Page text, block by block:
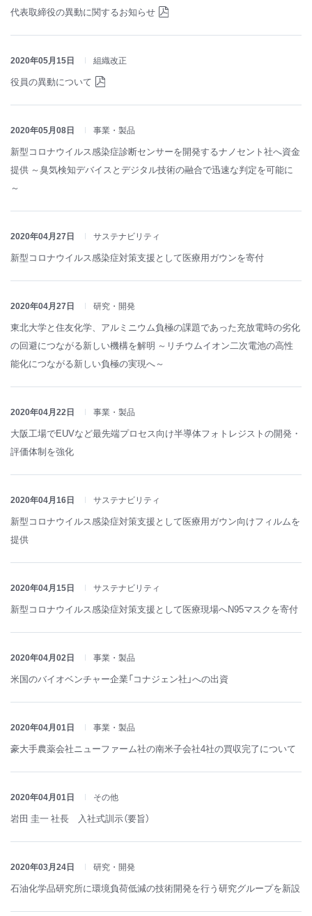
代表取締役の異動に関するお知らせ
2020年05月15日 組織改正
役員の異動について
2020年05月08日 事業・製品
新型コロナウイルス感染症診断センサーを開発するナノセント社へ資金
提供 ～臭気検知デバイスとデジタル技術の融合で迅速な判定を可能に
～
2020年04月27日 サステナビリティ
新型コロナウイルス感染症対策支援として医療用ガウンを寄付
2020年04月27日 研究・開発
東北大学と住友化学、アルミニウム負極の課題であった充放電時の劣化
の回避につながる新しい機構を解明 ～リチウムイオン二次電池の高性
能化につながる新しい負極の実現へ～
2020年04月22日 事業・製品
大阪工場でEUVなど最先端プロセス向け半導体フォトレジストの開発・
評価体制を強化
2020年04月16日 サステナビリティ
新型コロナウイルス感染症対策支援として医療用ガウン向けフィルムを
提供
2020年04月15日 サステナビリティ
新型コロナウイルス感染症対策支援として医療現場へN95マスクを寄付
2020年04月02日 事業・製品
米国のバイオベンチャー企業「コナジェン社」への出資
2020年04月01日 事業・製品
豪大手農薬会社ニューファーム社の南米子会社4社の買収完了について
2020年04月01日 その他
岩田 圭一 社長 入社式訓示（要旨）
2020年03月24日 研究・開発
石油化学品研究所に環境負荷低減の技術開発を行う研究グループを新設